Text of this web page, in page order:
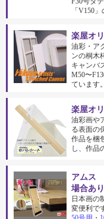
「V150
楽屋オ
油彩・ア
ンの桐木
キャンバ
M50〜
ています。
楽屋オ
油彩画や
る表面の
作品を梱
し、作品
アムス
場合あり
日本画の
変便利で